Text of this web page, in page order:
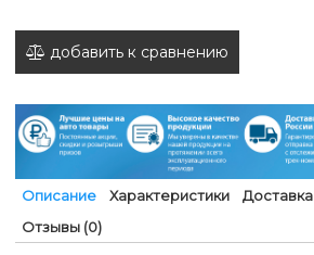
добавить к сравнению
Описание Характеристики Доставка
Отзывы (0)